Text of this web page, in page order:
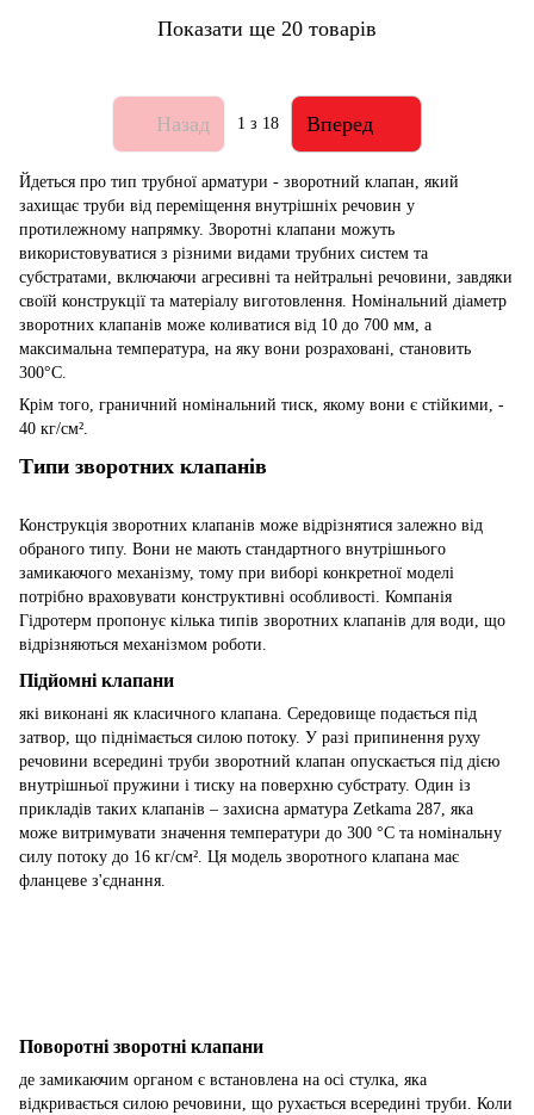
Показати ще 20 товарів
Назад 1 з 18 Вперед
Йдеться про тип трубної арматури - зворотний клапан, який
захищає труби від переміщення внутрішніх речовин у
протилежному напрямку. Зворотні клапани можуть
використовуватися з різними видами трубних систем та
субстратами, включаючи агресивні та нейтральні речовини, завдяки
своїй конструкції та матеріалу виготовлення. Номінальний діаметр
зворотних клапанів може коливатися від 10 до 700 мм, а
максимальна температура, на яку вони розраховані, становить
300°C.
Крім того, граничний номінальний тиск, якому вони є стійкими, -
40 кг/см².
Типи зворотних клапанів
Конструкція зворотних клапанів може відрізнятися залежно від
обраного типу. Вони не мають стандартного внутрішнього
замикаючого механізму, тому при виборі конкретної моделі
потрібно враховувати конструктивні особливості. Компанія
Гідротерм пропонує кілька типів зворотних клапанів для води, що
відрізняються механізмом роботи.
Підйомні клапани
які виконані як класичного клапана. Середовище подається під
затвор, що піднімається силою потоку. У разі припинення руху
речовини всередині труби зворотний клапан опускається під дією
внутрішньої пружини і тиску на поверхню субстрату. Один із
прикладів таких клапанів – захисна арматура Zetkama 287, яка
може витримувати значення температури до 300 °C та номінальну
силу потоку до 16 кг/см². Ця модель зворотного клапана має
фланцеве з'єднання.
Поворотні зворотні клапани
де замикаючим органом є встановлена на осі стулка, яка
відкривається силою речовини, що рухається всередині труби. Коли